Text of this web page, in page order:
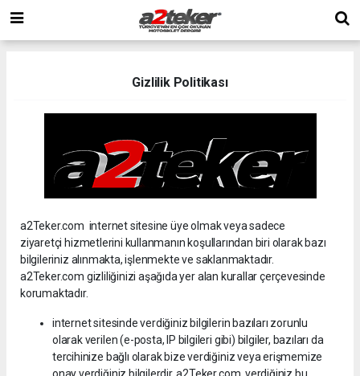
Gizlilik Politikası
a2Teker.com internet sitesine üye olmak veya sadece
ziyaretçi hizmetlerini kullanmanın koşullarından biri olarak bazı
bilgileriniz alınmakta, işlenmekte ve saklanmaktadır.
a2Teker.com gizliliğinizi aşağıda yer alan kurallar çerçevesinde
korumaktadır.
internet sitesinde verdiğiniz bilgilerin bazıları zorunlu
olarak verilen (e-posta, IP bilgileri gibi) bilgiler, bazıları da
tercihinize bağlı olarak bize verdiğiniz veya erişmemize
onay verdiğiniz bilgilerdir. a2Teker.com, verdiğiniz bu